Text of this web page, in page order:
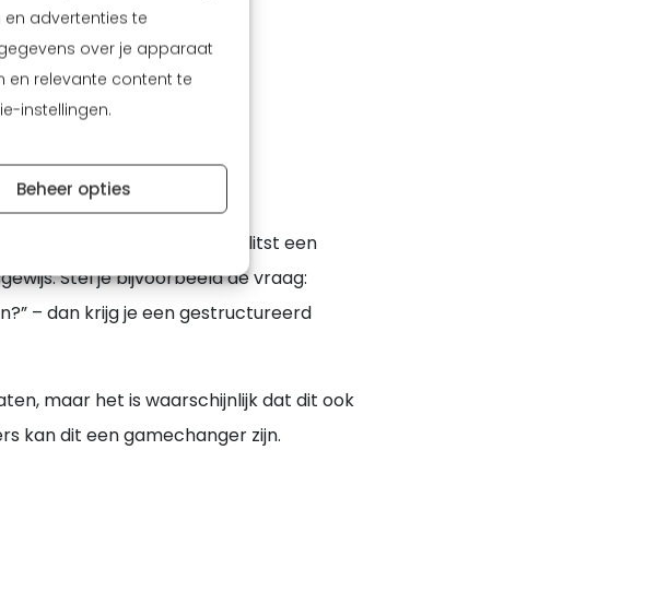
advertenties te
over je apparaat
en relevante content te
instellingen.
Beheer opties
van
zoeken. Deze modus splitst een
Stel je bijvoorbeeld de vraag:
– dan krijg je een gestructureerd
maar het is waarschijnlijk dat dit ook
kan dit een gamechanger zijn.